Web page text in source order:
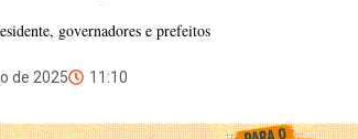
governadores e prefeitos
de 2025 11:10